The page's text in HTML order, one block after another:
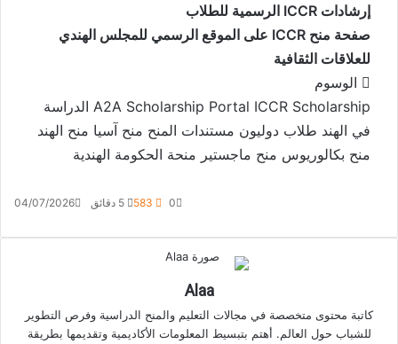
إرشادات ICCR الرسمية للطلاب
صفحة منح ICCR على الموقع الرسمي للمجلس الهندي
للعلاقات الثقافية
الوسوم
A2A Scholarship Portal ICCR Scholarship
الدراسة
في الهند طلاب دوليون مستندات المنح منح آسيا منح الهند
منح بكالوريوس منح ماجستير منحة الحكومة الهندية
04/07/2026 0
Alaa
كاتبة محتوى متخصصة في مجالات التعليم والمنح الدراسية وفرص التطوير
للشباب حول العالم. أهتم بتبسيط المعلومات الأكاديمية وتقديمها بطريقة